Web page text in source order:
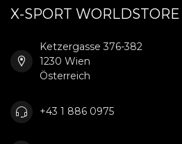
X-SPORT WORLDSTORE
Ketzergasse 376-382
1230 Wien
Österreich
+43 1 886 0975